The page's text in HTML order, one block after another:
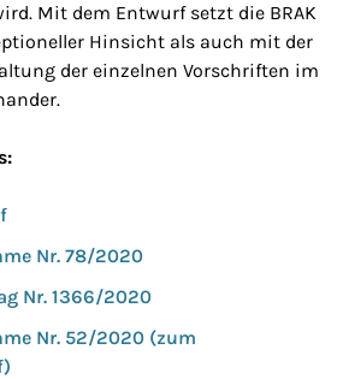
Mit dem Entwurf setzt die BRAK
Hinsicht als auch mit der
der einzelnen Vorschriften im
Nr. 78/2020
Nr. 1366/2020
Nr. 52/2020 (zum